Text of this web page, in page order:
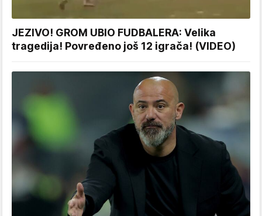
JEZIVO! GROM UBIO FUDBALERA: Velika
tragedija! Povređeno još 12 igrača! (VIDEO)